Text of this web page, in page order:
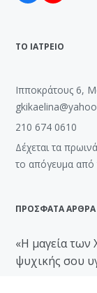
ΤΟ ΙΑΤΡΕΙΟ
Ιπποκράτους 6,
210 674 0610
Δέχεται τα
το απόγευμα από
ΠΡΟΣΦΑΤΑ ΑΡΘΡΑ
«Η μαγεία των
ψυχικής σου